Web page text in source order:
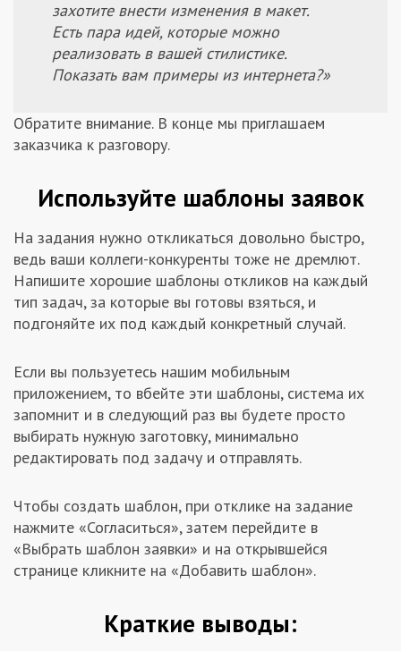
захотите внести изменения в макет.
Есть пара идей, которые можно
реализовать в вашей стилистике.
Показать вам примеры из интернета?»
Обратите внимание. В конце мы приглашаем
заказчика к разговору.
Используйте шаблоны заявок
На задания нужно откликаться довольно быстро,
ведь ваши коллеги-конкуренты тоже не дремлют.
Напишите хорошие шаблоны откликов на каждый
тип задач, за которые вы готовы взяться, и
подгоняйте их под каждый конкретный случай.
Если вы пользуетесь нашим мобильным
приложением, то вбейте эти шаблоны, система их
запомнит и в следующий раз вы будете просто
выбирать нужную заготовку, минимально
редактировать под задачу и отправлять.
Чтобы создать шаблон, при отклике на задание
нажмите «Согласиться», затем перейдите в
«Выбрать шаблон заявки» и на открывшейся
странице кликните на «Добавить шаблон».
Краткие выводы: